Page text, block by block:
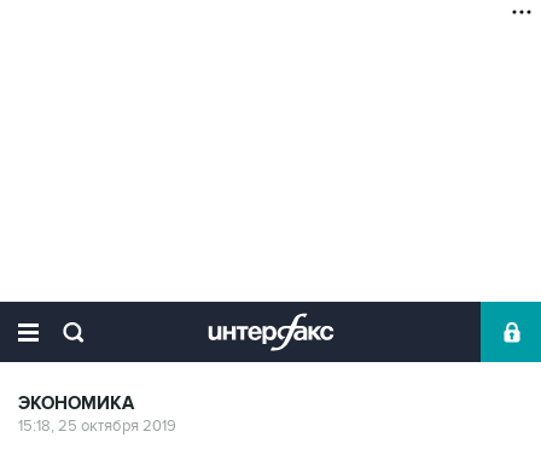
ЭКОНОМИКА
15:18, 25 октября 2019